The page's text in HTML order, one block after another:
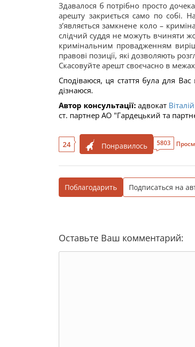
Здавалося б потрібно просто
арешту закриється само по собі.
з’являється замкнене коло –
слідчий суддя не можуть вчиняти
кримінальним провадженням
правові позиції, які дозволяють
Скасовуйте арешт своєчасно в
Сподіваюся, ця стаття була для
дізнаюся.
Автор консультації: адвокат
ст. партнер АО "Гардецький та
24 Понравилось 5803
Поблагодарить Подписаться на
Оставьте Ваш комментарий: